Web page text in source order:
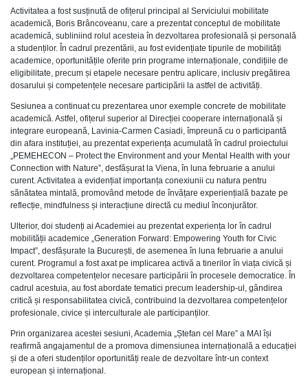
Activitatea a fost susținută de ofițerul principal al Serviciului mobilitate
academică, Boris Brâncoveanu, care a prezentat conceptul de mobilitate
academică, subliniind rolul acesteia în dezvoltarea profesională și personală
a studenților. În cadrul prezentării, au fost evidențiate tipurile de mobilități
academice, oportunitățile oferite prin programe internaționale, condițiile de
eligibilitate, precum și etapele necesare pentru aplicare, inclusiv pregătirea
dosarului și competențele necesare participării la astfel de activități.
Sesiunea a continuat cu prezentarea unor exemple concrete de mobilitate
academică. Astfel, ofițerul superior al Direcției cooperare internațională și
integrare europeană, Lavinia-Carmen Casiadi, împreună cu o participantă
din afara instituției, au prezentat experiența acumulată în cadrul proiectului
„PEMEHECON – Protect the Environment and your Mental Health with your
Connection with Nature”, desfășurat la Viena, în luna februarie a anului
curent. Activitatea a evidențiat importanța conexiunii cu natura pentru
sănătatea mintală, promovând metode de învățare experiențială bazate pe
reflecție, mindfulness și interacțiune directă cu mediul înconjurător.
Ulterior, doi studenți ai Academiei au prezentat experiența lor în cadrul
mobilității academice „Generation Forward: Empowering Youth for Civic
Impact”, desfășurate la București, de asemenea în luna februarie a anului
curent. Programul a fost axat pe implicarea activă a tinerilor în viața civică și
dezvoltarea competențelor necesare participării în procesele democratice. În
cadrul acestuia, au fost abordate tematici precum leadership-ul, gândirea
critică și responsabilitatea civică, contribuind la dezvoltarea competențelor
profesionale, civice și interculturale ale participanților.
Prin organizarea acestei sesiuni, Academia „Ștefan cel Mare” a MAI își
reafirmă angajamentul de a promova dimensiunea internațională a educației
și de a oferi studenților oportunități reale de dezvoltare într-un context
european și internațional.